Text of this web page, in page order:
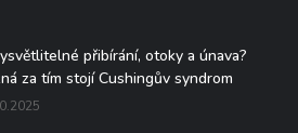
přibírání, otoky a únava?
za tím stojí Cushingův syndrom